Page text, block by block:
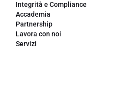
Integrità e Compliance
Accademia
Partnership
Lavora con noi
Servizi